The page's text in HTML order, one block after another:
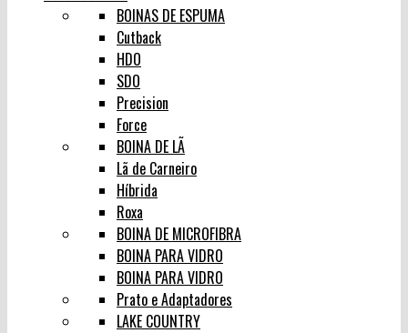
BOINAS DE ESPUMA
Cutback
HDO
SDO
Precision
Force
BOINA DE LÃ
Lã de Carneiro
Híbrida
Roxa
BOINA DE MICROFIBRA
BOINA PARA VIDRO
BOINA PARA VIDRO
Prato e Adaptadores
LAKE COUNTRY